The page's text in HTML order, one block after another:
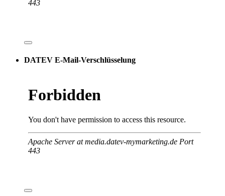
DATEV E-Mail-Verschlüsselung